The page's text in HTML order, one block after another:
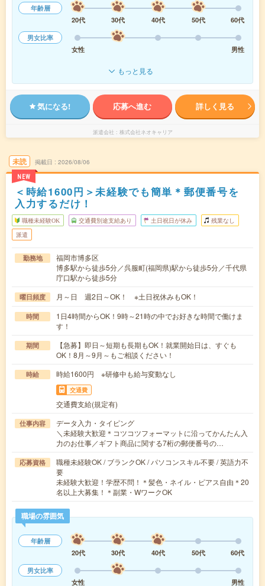
年齢層
20代
30代 40代 50代
60代
男女比率
女性
男性
もっと見る
気になる! 応募へ進む 詳しく見る
派遣会社 株式会社ネオキャリア
未読
NEW
掲載日 2026/08/06
＜時給1600円＞未経験でも簡単＊郵便番号を
入力するだけ！
職種未経験OK 交通費別途支給あり 土日祝日が休み 残業なし
派遣
勤務地
福岡市博多区
博多駅から徒歩5分／呉服町(福岡県)駅から徒歩5分／千代県
庁口駅から徒歩5分
曜日頻度 月～日 週2日～OK！ ※土日祝休みもOK！
時間
1日4時間からOK！9時～21時の中でお好きな時間で働けま
す！
期間
【急募】即日～短期も長期もOK！就業開始日は、すぐも
OK！8月～9月～もご相談ください！
時給 時給1600円 ※研修中も給与変動なし
交通費
交通費支給(規定有)
仕事内容
データ入力・タイピング
＼未経験大歓迎＊コツコツフォーマットに沿ってかんたん入
力のお仕事／ギフト商品に関する7桁の郵便番号の…
応募資格
職種未経験OK / ブランクOK / パソコンスキル不要 / 英語力不
要
未経験大歓迎！学歴不問！＊髪色・ネイル・ピアス自由＊20
名以上大募集！＊副業・WワークOK
職場の雰囲気
年齢層
20代
30代 40代 50代
60代
男女比率
女性
男性